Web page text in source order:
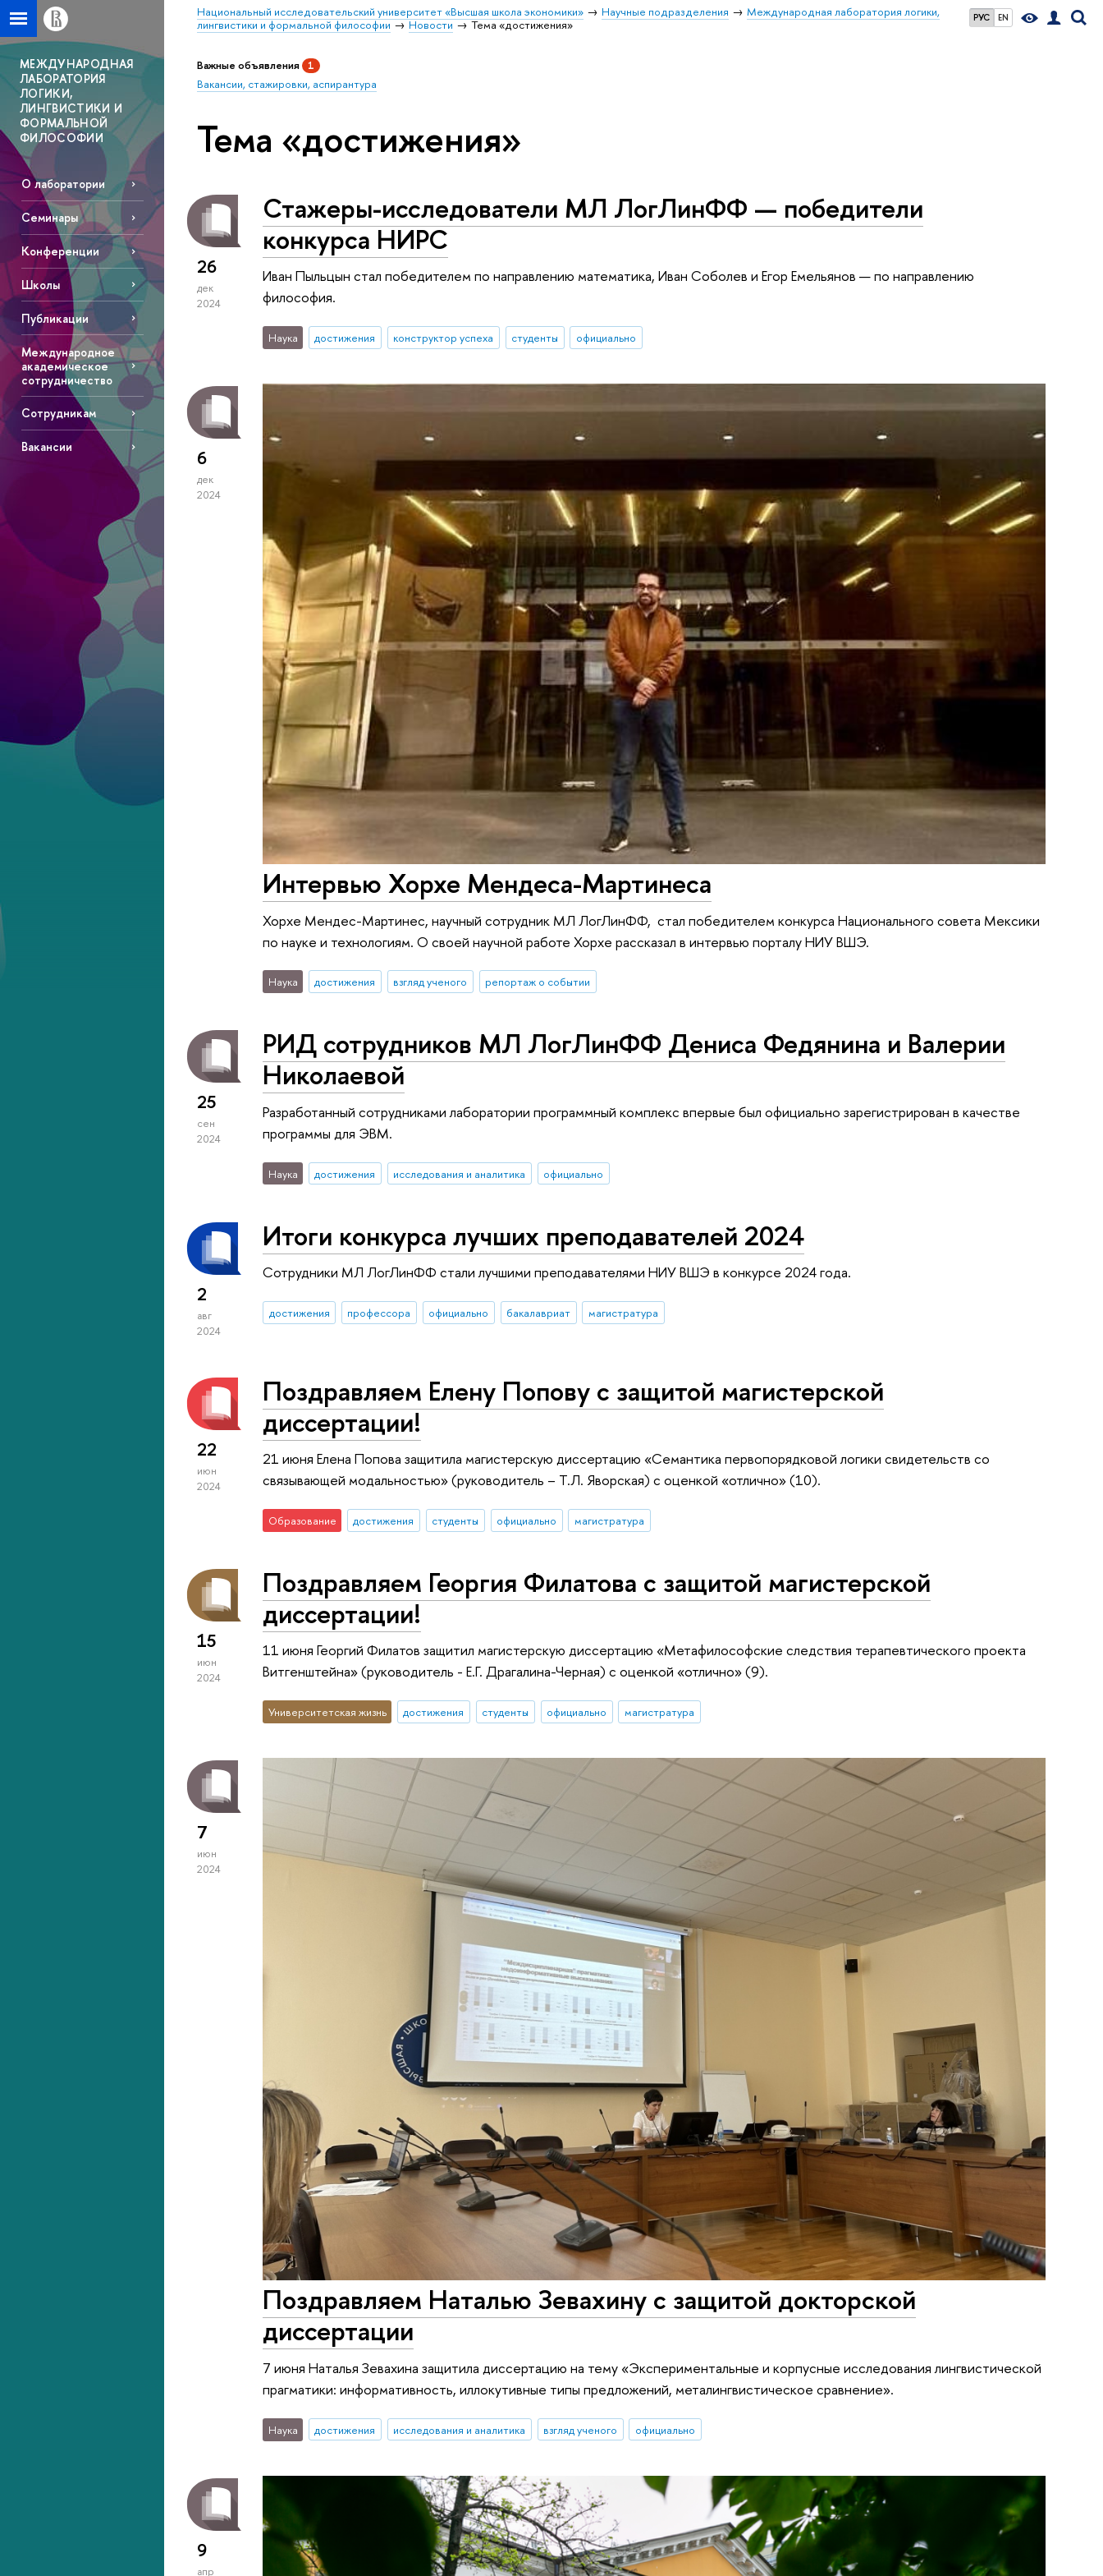
РУС EN
Национальный исследовательский университет «Высшая школа экономики» Научные подразделения
Международная лаборатория логики,
лингвистики и формальной философии
Новости Тема «достижения»
МЕЖДУНАРОДНАЯ
ЛАБОРАТОРИЯ
ЛОГИКИ,
ЛИНГВИСТИКИ И
ФОРМАЛЬНОЙ
ФИЛОСОФИИ
О лаборатории
Семинары
Конференции
Школы
Публикации
Международное
академическое
сотрудничество
Сотрудникам
Вакансии
Важные объявления 1
Вакансии, стажировки, аспирантура
Тема «достижения»
26
дек
2024
Стажеры-исследователи МЛ ЛогЛинФФ — победители
конкурса НИРС
Иван Пыльцын стал победителем по направлению математика, Иван Соболев и Егор Емельянов — по направлению
философия.
Наука достижения конструктор успеха студенты официально
6
дек
2024
Интервью Хорхе Мендеса-Мартинеса
Хорхе Мендес-Мартинес, научный сотрудник МЛ ЛогЛинФФ, стал победителем конкурса Национального совета Мексики
по науке и технологиям. О своей научной работе Хорхе рассказал в интервью порталу НИУ ВШЭ.
Наука достижения взгляд ученого репортаж о событии
25
сен
2024
РИД сотрудников МЛ ЛогЛинФФ Дениса Федянина и Валерии
Николаевой
Разработанный сотрудниками лаборатории программный комплекс впервые был официально зарегистрирован в качестве
программы для ЭВМ.
Наука достижения исследования и аналитика официально
2
авг
2024
Итоги конкурса лучших преподавателей 2024
Сотрудники МЛ ЛогЛинФФ стали лучшими преподавателями НИУ ВШЭ в конкурсе 2024 года.
достижения профессора официально бакалавриат магистратура
22
июн
2024
Поздравляем Елену Попову с защитой магистерской
диссертации!
21 июня Елена Попова защитила магистерскую диссертацию «Семантика первопорядковой логики свидетельств со
связывающей модальностью» (руководитель – Т.Л. Яворская) с оценкой «отлично» (10).
Образование достижения студенты официально магистратура
15
июн
2024
Поздравляем Георгия Филатова с защитой магистерской
диссертации!
11 июня Георгий Филатов защитил магистерскую диссертацию «Метафилософские следствия терапевтического проекта
Витгенштейна» (руководитель - Е.Г. Драгалина-Черная) с оценкой «отлично» (9).
Университетская жизнь достижения студенты официально магистратура
7
июн
2024
Поздравляем Наталью Зевахину с защитой докторской
диссертации
7 июня Наталья Зевахина защитила диссертацию на тему «Экспериментальные и корпусные исследования лингвистической
прагматики: информативность, иллокутивные типы предложений, металингвистическое сравнение».
Наука достижения исследования и аналитика взгляд ученого официально
9
апр